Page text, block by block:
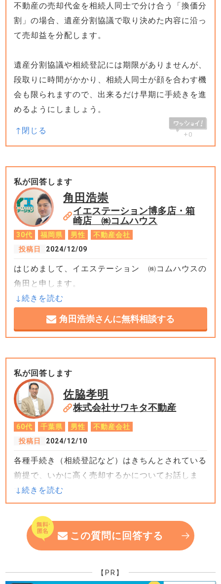
不動産の売却代金を相続人同士で分け合う「換価分
割」の場合、遺産分割協議で取り決めた内容に沿っ
て売却益を分配します。
遺産分割協議や相続登記には期限がありませんが、
段取りに時間がかかり、相続人同士が顔を合わす機
会も限られますので、出来るだけ早期に手続きを進
めるようにしましょう。
+0
私が回答します
角田浩崇
イエステーション博多店・箱
崎店 ㈱コムハウス
30代 福岡県 男性
不動産会社
投稿日
2024/12/09
はじめまして、イエステーション ㈱コムハウスの
角田と申します。
相続した家を売却する際には、いくつかの重要なポ
イントと注意事項があります。以下に詳しくご説明
1. 相続手続きの完了
売却を進めるには、相続手続きを完了させる必要が
あります。
・相続登記の義務化：2024年4月1日以降、相続登
記が義務化されますので、早めに名義変更を行いま
しょう。
・遺産分割協議書の作成：複数の相続人がいる場
合、誰がどのように不動産を相続するかを明確にす
る必要があります。
2. 不動産売却時の準備
（必要書類の準備）
・登記事項証明書（登記簿謄本）：所有者情報を確
角田浩崇さんに無料相談する
私が回答します
佐脇孝明
株式会社サワキタ不動産
60代 千葉県 男性
不動産会社
投稿日
2024/12/10
各種手続き（相続登記など）はきちんとされている
前提で、いかに高く売却するかについてお話しま
す。
まずは、家の掃除です。汚い家はそれだけで値が下
がる要因になります。業者を入れるぐらい徹底的に
掃除です。もちろん残置物は処分してください。特
を吸っていた場合、ヤニが付着していると思います
この質問に回答する
【PR】